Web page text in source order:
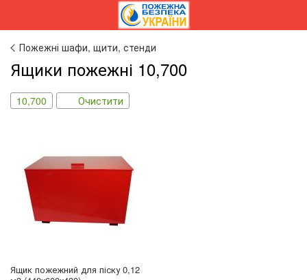
Пожежні шафи, щити, стенди
Ящики пожежні 10,700
10,700 Очистити
Ящик пожежний для піску 0,12